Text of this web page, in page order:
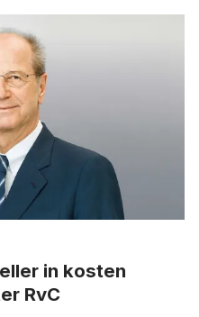
in kosten
RvC